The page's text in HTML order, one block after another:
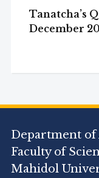
Tanatcha’s
December
Department of
Faculty of
Mahidol